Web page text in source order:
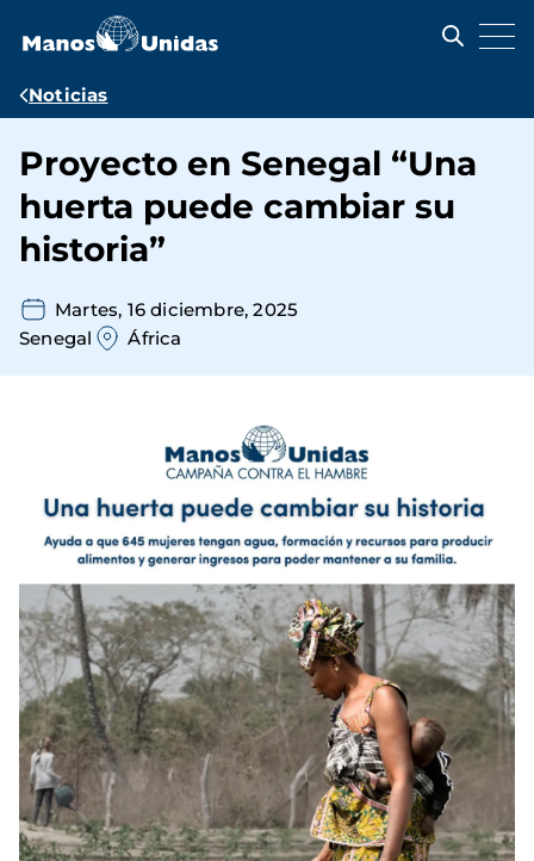
contenido
Ruta
navegación
Noticias
Proyecto en Senegal “Una
huerta puede cambiar su
historia”
Martes, 16 diciembre, 2025
Senegal
África